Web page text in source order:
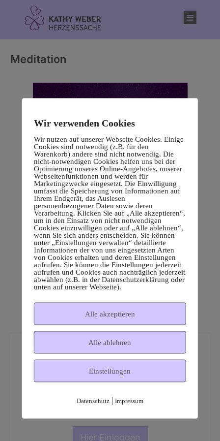
Meditation
Dies ist ein geschützter
Mitgliederbereich!
Hier Einloggen
Wir verwenden Cookies
Wir nutzen auf unserer Webseite Cookies. Einige
Cookies sind notwendig (z.B. für den
Warenkorb) andere sind nicht notwendig. Die
nicht-notwendigen Cookies helfen uns bei der
Optimierung unseres Online-Angebotes, unserer
Webseitenfunktionen und werden für
Marketingzwecke eingesetzt. Die Einwilligung
umfasst die Speicherung von Informationen auf
Ihrem Endgerät, das Auslesen
personenbezogener Daten sowie deren
Verarbeitung. Klicken Sie auf „Alle akzeptieren“,
um in den Einsatz von nicht notwendigen
Cookies einzuwilligen oder auf „Alle ablehnen“,
wenn Sie sich anders entscheiden. Sie können
unter „Einstellungen verwalten“ detaillierte
Informationen der von uns eingesetzten Arten
von Cookies erhalten und deren Einstellungen
aufrufen. Sie können die Einstellungen jederzeit
aufrufen und Cookies auch nachträglich jederzeit
abwählen (z.B. in der Datenschutzerklärung oder
unten auf unserer Webseite).
Alle akzeptieren
Alle ablehnen
Einstellungen
Datenschutz| Impressum